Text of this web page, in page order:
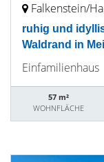
Falkenstein/
ruhig und
Waldrand in
Einfamilienhaus
57 m²
WOHNFLÄCHE